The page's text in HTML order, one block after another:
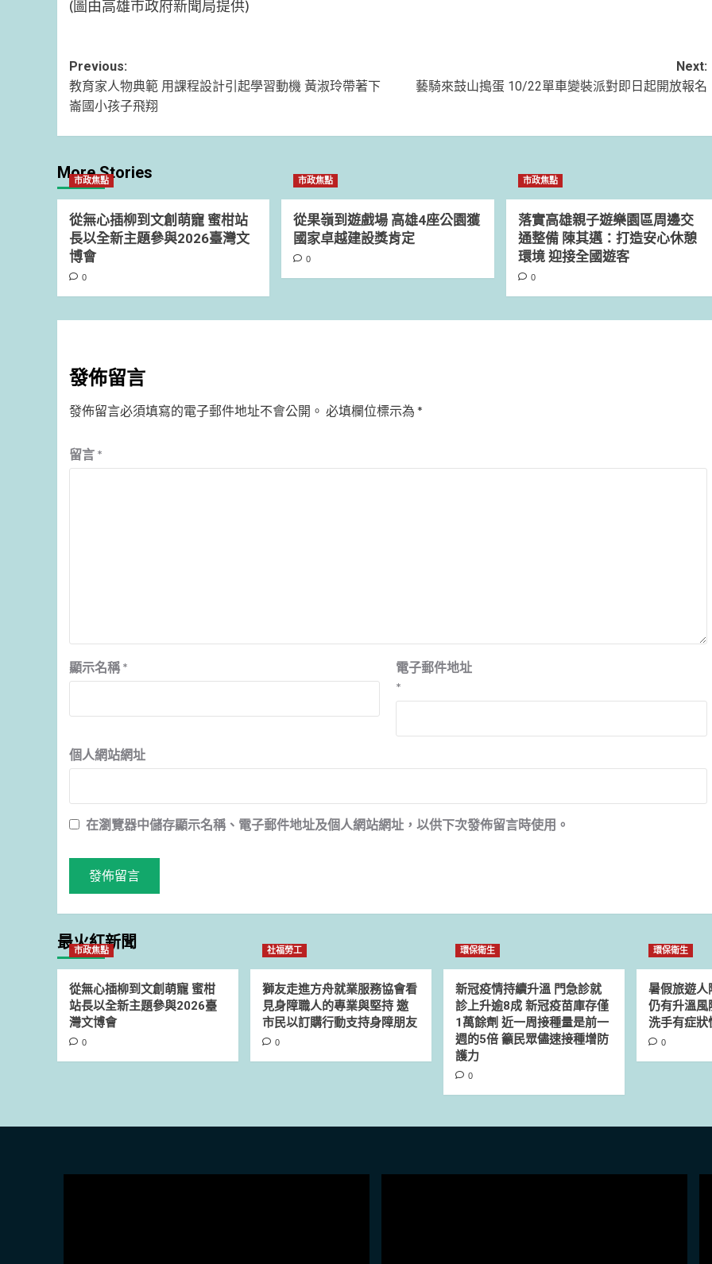
(圖由高雄市政府新聞局提供)
Post
navigation
Previous:
教育家人物典範 用課程設計引起學習動機 黃淑玲帶著下
崙國小孩子飛翔
Next:
藝騎來鼓山搗蛋 10/22單車變裝派對即日起開放報名
More Stories
市政焦點
從無心插柳到文創萌寵 蜜柑站
長以全新主題參與2026臺灣文
博會
0
市政焦點
從果嶺到遊戲場 高雄4座公園獲
國家卓越建設獎肯定
0
市政焦點
落實高雄親子遊樂園區周邊交
通整備 陳其邁：打造安心休憩
環境 迎接全國遊客
0
發佈留言
發佈留言必須填寫的電子郵件地址不會公開。 必填欄位標示為 *
留言 *
顯示名稱 *
電子郵件地址
*
個人網站網址
在瀏覽器中儲存顯示名稱、電子郵件地址及個人網站網址，以供下次發佈留言時使用。
最火紅新聞
市政焦點
從無心插柳到文創萌寵 蜜柑
站長以全新主題參與2026臺
灣文博會
0
社福勞工
獅友走進方舟就業服務協會看
見身障職人的專業與堅持 邀
市民以訂購行動支持身障朋友
0
環保衛生
新冠疫情持續升溫 門急診就
診上升逾8成 新冠疫苗庫存僅
1萬餘劑 近一周接種量是前一
週的5倍 籲民眾儘速接種增防
護力
0
環保衛生
暑假旅遊人
仍有升溫
洗手有症狀
0